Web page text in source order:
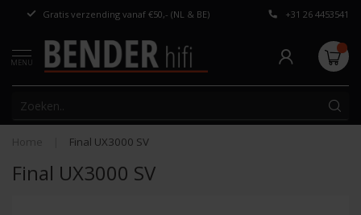
Gratis verzending vanaf €50,- (NL & BE) Persoonlijk
+31 26 4453541
MENU
Home Final UX3000 SV
Final UX3000 SV